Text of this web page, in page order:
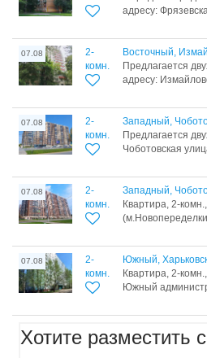
адресу:
07.08
2-
комн.
Восточный,
Предлагается
адресу:
07.08
2-
комн.
Западный,
Предлагается
Чоботовская
07.08
2-
комн.
Западный,
Квартира, 2-
07.08
2-
комн.
Южный,
Квартира, 2-
Южный
Хотите разместить